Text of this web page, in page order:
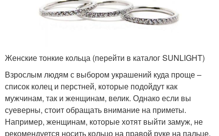
Женские тонкие кольца (перейти в каталог SUNLIGHT)
Взрослым людям с выбором украшений куда проще –
список колец и перстней, которые подойдут как
мужчинам, так и женщинам, велик. Однако если вы
суеверны, стоит обращать внимание на приметы.
Например, женщинам, которые хотят выйти замуж, не
рекомендуется носить кольцо на правой руке на пальце,